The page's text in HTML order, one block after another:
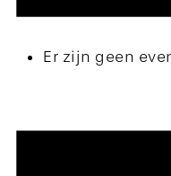
Er zijn geen